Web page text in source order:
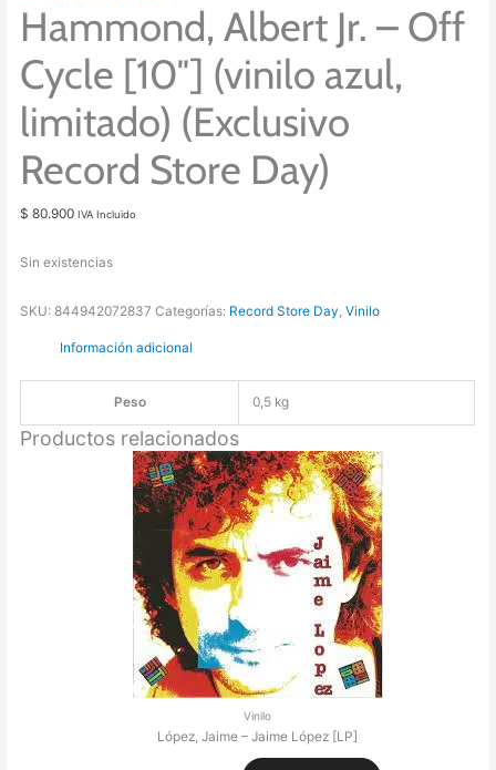
Hammond, Albert Jr. – Off
Cycle [10″] (vinilo azul,
limitado) (Exclusivo
Record Store Day)
$ 80.900 IVA Incluido
Sin existencias
SKU:844942072837 Categorías: Record Store Day ,Vinilo
Información adicional
Peso 0,5 kg
Productos relacionados
Vinilo
López, Jaime – Jaime López [LP]